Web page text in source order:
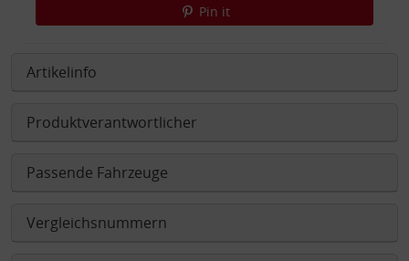
Pin it
Artikelinfo
Produktverantwortlicher
Passende Fahrzeuge
Vergleichsnummern